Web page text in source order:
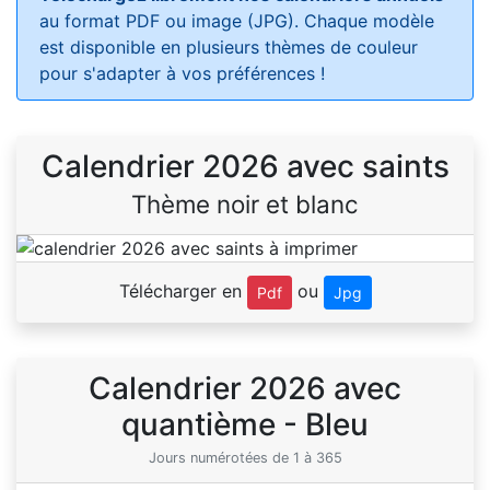
au format PDF ou image (JPG). Chaque modèle
est disponible en plusieurs thèmes de couleur
pour s'adapter à vos préférences !
Calendrier 2026 avec saints
Thème noir et blanc
Télécharger en Pdf ou Jpg
Calendrier 2026 avec
quantième - Bleu
Jours numérotées de 1 à 365